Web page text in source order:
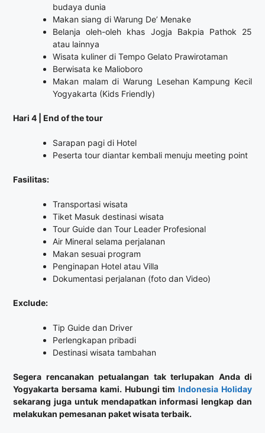
budaya dunia
Makan siang di Warung De’ Menake
Belanja oleh-oleh khas Jogja Bakpia Pathok 25
atau lainnya
Wisata kuliner di Tempo Gelato Prawirotaman
Berwisata ke Malioboro
Makan malam di Warung Lesehan Kampung Kecil
Yogyakarta (Kids Friendly)
Hari 4 | End of the tour
Sarapan pagi di Hotel
Peserta tour diantar kembali menuju meeting point
Fasilitas:
Transportasi wisata
Tiket Masuk destinasi wisata
Tour Guide dan Tour Leader Profesional
Air Mineral selama perjalanan
Makan sesuai program
Penginapan Hotel atau Villa
Dokumentasi perjalanan (foto dan Video)
Exclude:
Tip Guide dan Driver
Perlengkapan pribadi
Destinasi wisata tambahan
Segera rencanakan petualangan tak terlupakan Anda di
Yogyakarta bersama kami. Hubungi timIndonesia Holiday
sekarang juga untuk mendapatkan informasi lengkap dan
melakukan pemesanan paket wisata terbaik.